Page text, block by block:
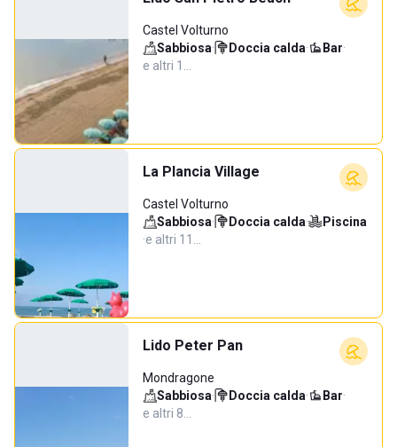
Castel Volturno
Sabbiosa· Doccia calda· Bar·
e altri 1…
La Plancia Village
Castel Volturno
Sabbiosa· Doccia calda·
Piscina
·e altri 11…
Lido Peter Pan
Mondragone
Sabbiosa· Doccia calda· Bar·
e altri 8…